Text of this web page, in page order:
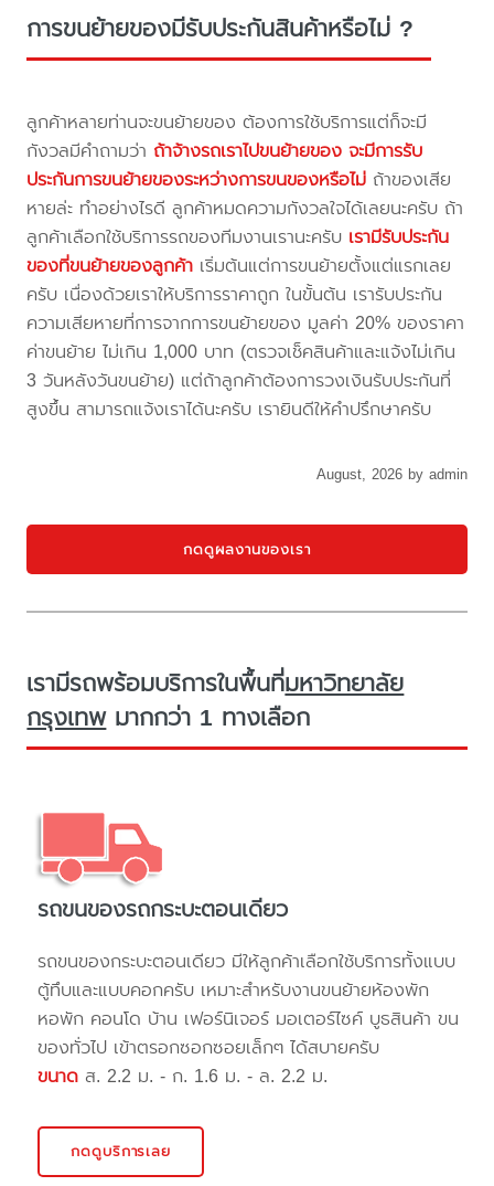
การขนย้ายของมีรับประกันสินค้าหรือไม่ ?
ลูกค้าหลายท่านจะขนย้ายของ ต้องการใช้บริการแต่ก็จะมี
กังวลมีคำถามว่า ถ้าจ้างรถเราไปขนย้ายของ จะมีการรับ
ประกันการขนย้ายของระหว่างการขนของหรือไม่ ถ้าของเสีย
หายล่ะ ทำอย่างไรดี ลูกค้าหมดความกังวลใจได้เลยนะครับ ถ้า
ลูกค้าเลือกใช้บริการรถของทีมงานเรานะครับ เรามีรับประกัน
ของที่ขนย้ายของลูกค้า เริ่มต้นแต่การขนย้ายตั้งแต่แรกเลย
ครับ เนื่องด้วยเราให้บริการราคาถูก ในขั้นต้น เรารับประกัน
ความเสียหายที่การจากการขนย้ายของ มูลค่า 20% ของราคา
ค่าขนย้าย ไม่เกิน 1,000 บาท (ตรวจเช็คสินค้าและแจ้งไม่เกิน
3 วันหลังวันขนย้าย) แต่ถ้าลูกค้าต้องการวงเงินรับประกันที่
สูงขึ้น สามารถแจ้งเราได้นะครับ เรายินดีให้คำปรึกษาครับ
August, 2026 by admin
กดดูผลงานของเรา
เรามีรถพร้อมบริการในพื้นที่มหาวิทยาลัย
กรุงเทพมากกว่า 1 ทางเลือก
รถขนของรถกระบะตอนเดียว
รถขนของกระบะตอนเดียว มีให้ลูกค้าเลือกใช้บริการทั้งแบบ
ตู้ทึบและแบบคอกครับ เหมาะสำหรับงานขนย้ายห้องพัก
หอพัก คอนโด บ้าน เฟอร์นิเจอร์ มอเตอร์ไซค์ บูธสินค้า ขน
ของทั่วไป เข้าตรอกซอกซอยเล็กๆ ได้สบายครับ
ขนาด ส. 2.2 ม. - ก. 1.6 ม. - ล. 2.2 ม.
กดดูบริการเลย